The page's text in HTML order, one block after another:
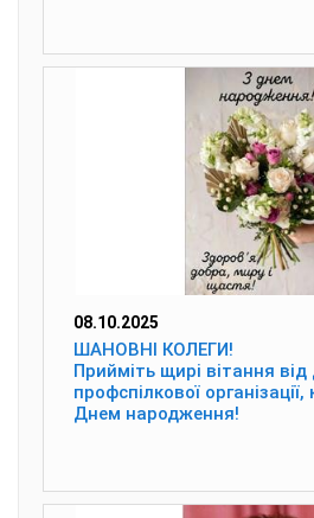
08.10.2025
ШАНОВНІ КОЛЕГИ!
Прийміть щирі вітання від
профспілкової
Днем народження!